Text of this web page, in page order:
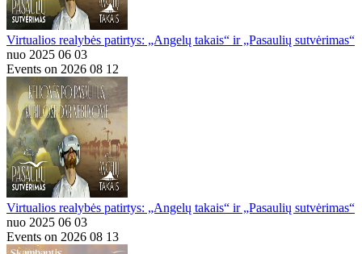
Virtualios realybės patirtys: „Angelų takais“ ir „Pasaulių sutvėrimas“
nuo 2025 06 03
Events on 2026 08 12
Virtualios realybės patirtys: „Angelų takais“ ir „Pasaulių sutvėrimas“
nuo 2025 06 03
Events on 2026 08 13